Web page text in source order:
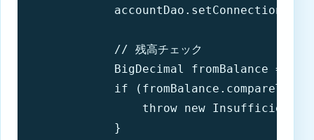
            // 残高チェック
BigDecimal fromBalance =
if
throw new
            }